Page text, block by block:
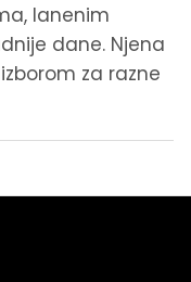
lanenim
dane. Njena
za razne